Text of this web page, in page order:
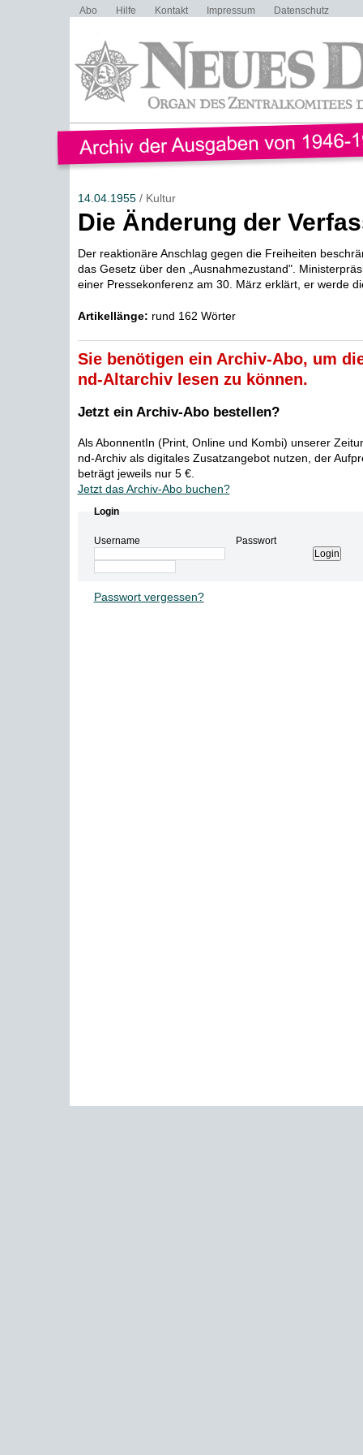
Abo Hilfe Kontakt Impressum Datenschutz
14.04.1955/ Kultur
Die Änderung der
Der reaktionäre Anschlag gegen die Freiheiten
das Gesetz über den „Ausnahmezustand".
einer Pressekonferenz am 30. März erklärt, er werde
Artikellänge: rund 162 Wörter
Sie benötigen ein Archiv-Abo, um
nd-Altarchiv lesen zu können.
Jetzt ein Archiv-Abo bestellen?
Als AbonnentIn (Print, Online und Kombi) unserer
nd-Archiv als digitales Zusatzangebot nutzen, der
beträgt jeweils nur 5 €.
Jetzt das Archiv-Abo buchen?
Login
Username Passwort
Passwort vergessen?